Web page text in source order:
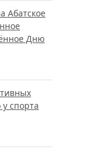
Абатское
Дню
спорта